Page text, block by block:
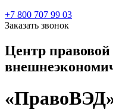
+7 800 707 99 03
Заказать звонок
Центр